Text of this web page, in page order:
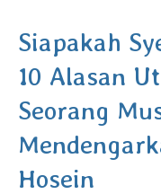
Siapakah
10 Alasan
Seorang
Hosein